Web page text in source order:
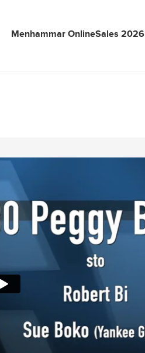
Menhammar OnlineSales 2026